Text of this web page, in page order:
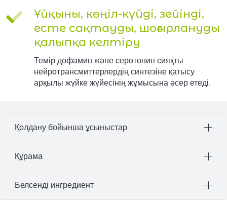
Ұйқыны, көңіл-күйді, зейінді,
есте сақтауды, шоғырлануды
қалыпқа келтіру
Темір дофамин және серотонин сияқты
нейротрансмиттерлердің синтезіне қатысу
арқылы жүйке жүйесінің жұмысына әсер етеді.
Қолдану бойынша ұсыныстар
Құрама
Белсенді ингредиент